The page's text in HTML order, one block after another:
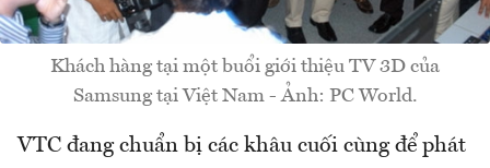
Khách hàng tại một buổi giới thiệu TV 3D của
Samsung tại Việt Nam - Ảnh: PC World.
VTC đang chuẩn bị các khâu cuối cùng để phát